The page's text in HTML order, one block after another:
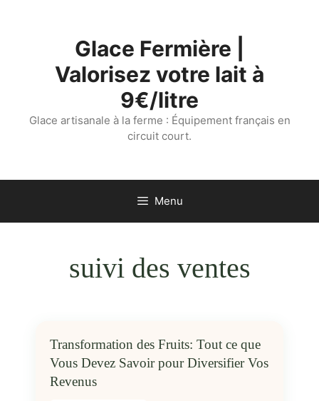
Glace Fermière |
Valorisez votre lait à
9€/litre
Glace artisanale à la ferme : Équipement français en
circuit court.
Menu
suivi des ventes
Transformation des Fruits: Tout ce que
Vous Devez Savoir pour Diversifier Vos
Revenus